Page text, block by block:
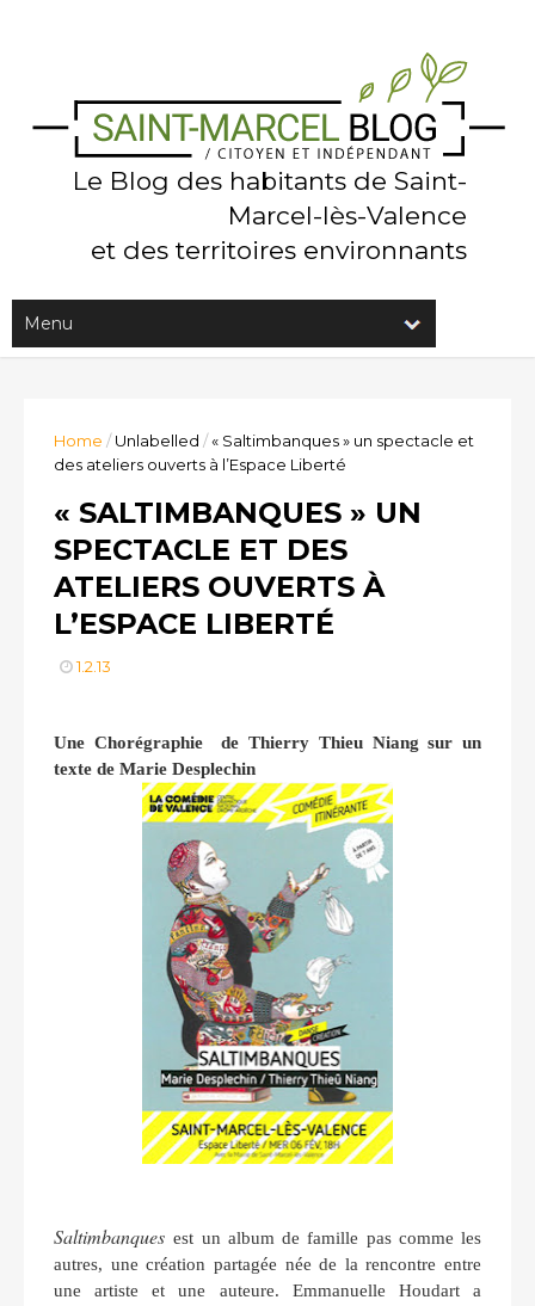
Le Blog des habitants de Saint-
Marcel-lès-Valence
et des territoires environnants
Home /Unlabelled /« Saltimbanques » un spectacle et
des ateliers ouverts à l’Espace Liberté
« SALTIMBANQUES » UN
SPECTACLE ET DES
ATELIERS OUVERTS À
L’ESPACE LIBERTÉ
1.2.13
Une Chorégraphie de Thierry Thieu Niang sur un
texte de Marie Desplechin
Saltimbanques est un album de famille pas comme les
autres, une création partagée née de la rencontre entre
une artiste et une auteure. Emmanuelle Houdart a